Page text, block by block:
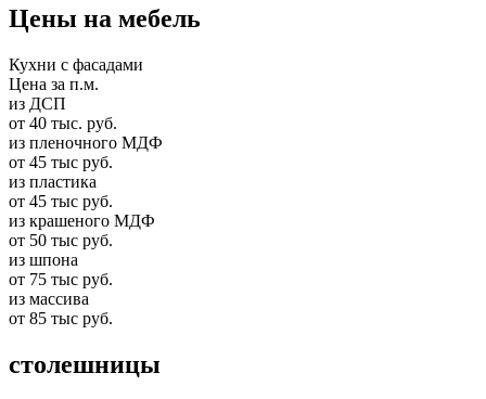
Цены на мебель
Кухни с фасадами
Цена за п.м.
из ДСП
от 40 тыс. руб.
из пленочного МДФ
от 45 тыс руб.
из пластика
от 45 тыс руб.
из крашеного МДФ
от 50 тыс руб.
из шпона
от 75 тыс руб.
из массива
от 85 тыс руб.
столешницы